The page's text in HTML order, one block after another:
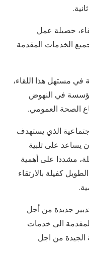
حصيلة عمل
و2021 المتعلقة بجميع الخدمات المقدمة
في مستهل هذا اللقاء،
في النهوض
الصحة العمومي.
الذي يستهدف
يساعد على تلبية
مشددا على أهمية
كفيلة بالارتقاء
جديدة من أجل
الى خدمات
من اجل